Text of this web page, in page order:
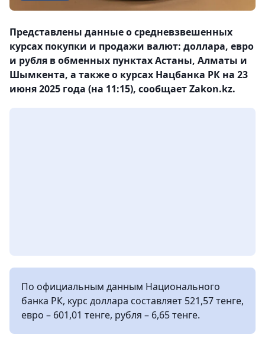
Представлены данные о средневзвешенных
курсах покупки и продажи валют: доллара, евро
и рубля в обменных пунктах Астаны, Алматы и
Шымкента, а также о курсах Нацбанка РК на 23
июня 2025 года (на 11:15), сообщает Zakon.kz.
По официальным данным Национального
банка РК, курс доллара составляет 521,57 тенге,
евро – 601,01 тенге, рубля – 6,65 тенге.